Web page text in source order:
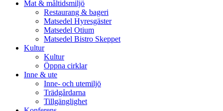
Mat & måltidsmiljö
Restaurang & bageri
Matsedel Hyresgäster
Matsedel Otium
Matsedel Bistro Skeppet
Kultur
Kultur
Öppna cirklar
Inne & ute
Inne- och utemiljö
Trädgårdarna
Tillgänglighet